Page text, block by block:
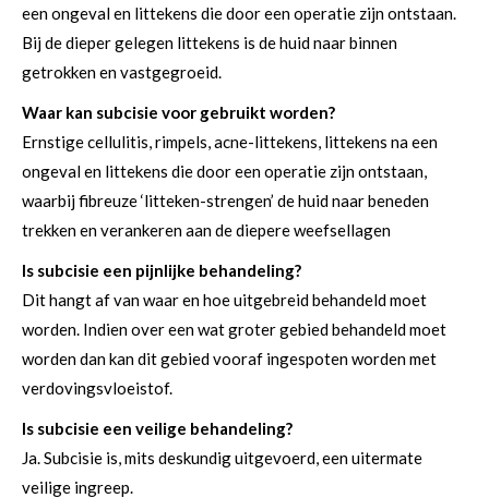
een ongeval en littekens die door een operatie zijn ontstaan.
Bij de dieper gelegen littekens is de huid naar binnen
getrokken en vastgegroeid.
Waar kan subcisie voor gebruikt worden?
Ernstige cellulitis, rimpels, acne-littekens, littekens na een
ongeval en littekens die door een operatie zijn ontstaan,
waarbij fibreuze ‘litteken-strengen’ de huid naar beneden
trekken en verankeren aan de diepere weefsellagen
Is subcisie een pijnlijke behandeling?
Dit hangt af van waar en hoe uitgebreid behandeld moet
worden. Indien over een wat groter gebied behandeld moet
worden dan kan dit gebied vooraf ingespoten worden met
verdovingsvloeistof.
Is subcisie een veilige behandeling?
Ja. Subcisie is, mits deskundig uitgevoerd, een uitermate
veilige ingreep.